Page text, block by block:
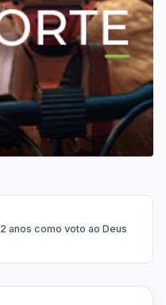
anos como voto ao Deus